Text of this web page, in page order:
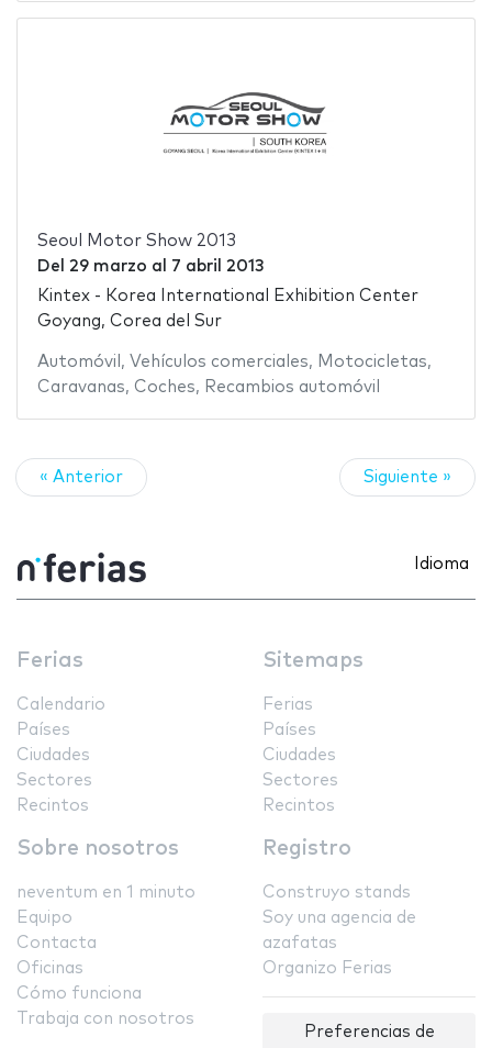
Seoul Motor Show 2013
Del 29 marzo al 7 abril 2013
Kintex - Korea International Exhibition Center
Goyang, Corea del Sur
Automóvil , Vehículos comerciales, Motocicletas,
Caravanas, Coches, Recambios automóvil
« Anterior Siguiente »
Idioma
Ferias
Calendario
Países
Ciudades
Sectores
Recintos
Sitemaps
Ferias
Países
Ciudades
Sectores
Recintos
Sobre nosotros
neventum en 1 minuto
Equipo
Contacta
Oficinas
Cómo funciona
Trabaja con nosotros
Registro
Construyo stands
Soy una agencia de
azafatas
Organizo Ferias
Preferencias de